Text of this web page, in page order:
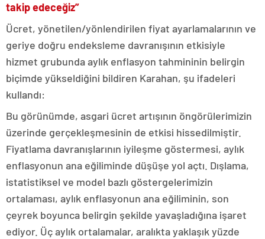
takip edeceğiz”
Ücret, yönetilen/yönlendirilen fiyat ayarlamalarının ve
geriye doğru endeksleme davranışının etkisiyle
hizmet grubunda aylık enflasyon tahmininin belirgin
biçimde yükseldiğini bildiren Karahan, şu ifadeleri
kullandı:
Bu görünümde, asgari ücret artışının öngörülerimizin
üzerinde gerçekleşmesinin de etkisi hissedilmiştir.
Fiyatlama davranışlarının iyileşme göstermesi, aylık
enflasyonun ana eğiliminde düşüşe yol açtı. Dışlama,
istatistiksel ve model bazlı göstergelerimizin
ortalaması, aylık enflasyonun ana eğiliminin, son
çeyrek boyunca belirgin şekilde yavaşladığına işaret
ediyor. Üç aylık ortalamalar, aralıkta yaklaşık yüzde